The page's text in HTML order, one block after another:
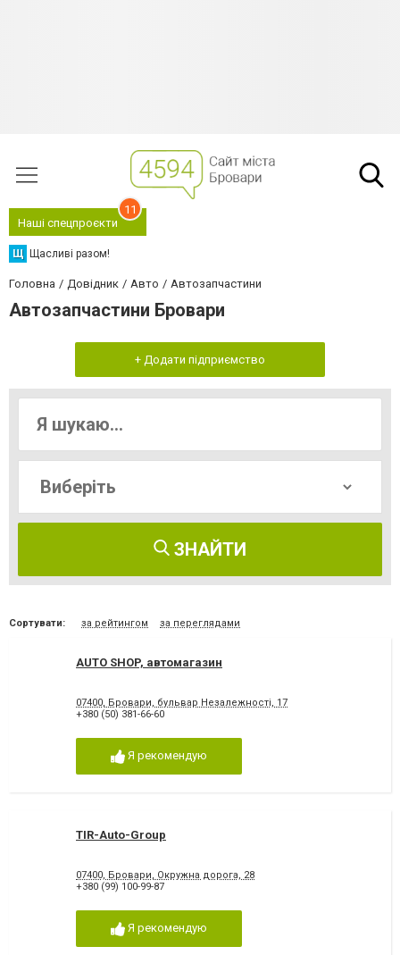
Наші спецпроєкти
11
Щ Щасливі разом!
Головна Довідник Авто Автозапчастини
Автозапчастини Бровари
+ Додати підприємство
ЗНАЙТИ
Сортувати: за рейтингом за переглядами
AUTO SHOP, автомагазин
07400, Бровари, бульвар Незалежності, 17
+380 (50) 381-66-60
Я рекомендую
TIR-Auto-Group
07400, Бровари, Окружна дорога, 28
+380 (99) 100-99-87
Я рекомендую